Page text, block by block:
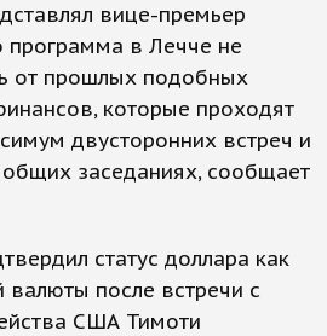
вице-премьер
программа в Лечче не
от прошлых подобных
которые проходят
двусторонних встреч и
заседаниях, сообщает
статус доллара как
после встречи с
США Тимоти